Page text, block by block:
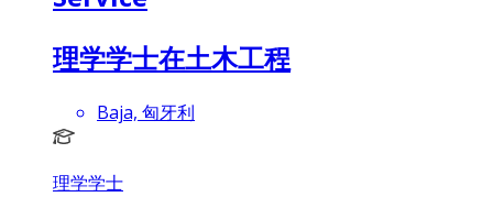
理学学士在土木工程
Baja, 匈牙利
理学学士